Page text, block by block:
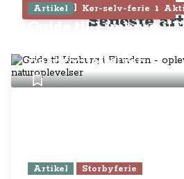
Tilmeld dig Klubben
Seneste
Artikel Kør-selv-ferie
Guide til Limburg i
naturoplevelser
Artikel Storbyferie